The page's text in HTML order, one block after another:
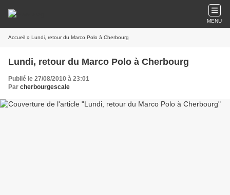
MENU
Accueil » Lundi, retour du Marco Polo à Cherbourg
Lundi, retour du Marco Polo à Cherbourg
Publié le 27/08/2010 à 23:01
Par cherbourgescale